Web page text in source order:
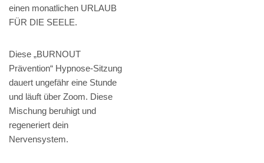
einen monatlichen URLAUB
FÜR DIE SEELE.
Diese „BURNOUT
Prävention“ Hypnose-Sitzung
dauert ungefähr eine Stunde
und läuft über Zoom. Diese
Mischung beruhigt und
regeneriert dein
Nervensystem.